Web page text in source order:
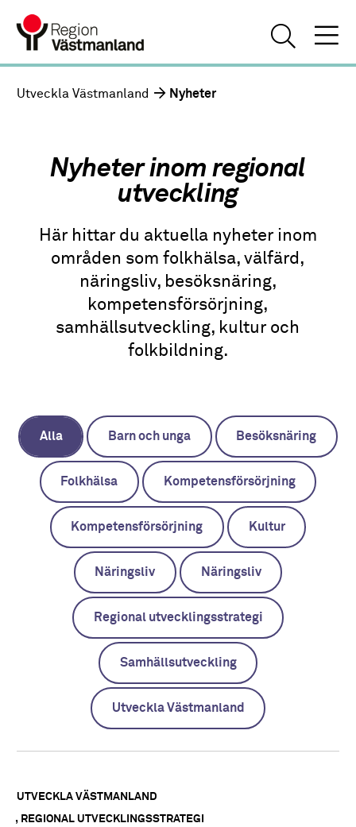
Utveckla Västmanland Nyheter
Nyheter inom regional
utveckling
Här hittar du aktuella nyheter inom
områden som folkhälsa, välfärd,
näringsliv, besöksnäring,
kompetensförsörjning,
samhällsutveckling, kultur och
folkbildning.
Alla Barn och unga Besöksnäring
Folkhälsa Kompetensförsörjning
Kompetensförsörjning Kultur
Näringsliv Näringsliv
Regional utvecklingsstrategi
Samhällsutveckling
Utveckla Västmanland
UTVECKLA VÄSTMANLAND
REGIONAL UTVECKLINGSSTRATEGI